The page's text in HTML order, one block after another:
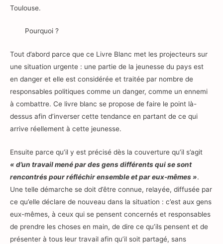
Toulouse.
Pourquoi ?
Tout d’abord parce que ce Livre Blanc met les projecteurs sur
une situation urgente : une partie de la jeunesse du pays est
en danger et elle est considérée et traitée par nombre de
responsables politiques comme un danger, comme un ennemi
à combattre. Ce livre blanc se propose de faire le point là-
dessus afin d’inverser cette tendance en partant de ce qui
arrive réellement à cette jeunesse.
Ensuite parce qu’il y est précisé dès la couverture qu’il s’agit
« d’un travail mené par des gens différents qui se sont
rencontrés pour réfléchir ensemble et par eux-mêmes ».
Une telle démarche se doit d’être connue, relayée, diffusée par
ce qu’elle déclare de nouveau dans la situation : c’est aux gens
eux-mêmes, à ceux qui se pensent concernés et responsables
de prendre les choses en main, de dire ce qu’ils pensent et de
présenter à tous leur travail afin qu’il soit partagé, sans